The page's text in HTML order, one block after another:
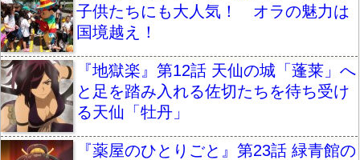
子供たちにも大人気！ オラの魅力は
国境越え！
『地獄楽』第12話 天仙の城「蓬莱」へ
と足を踏み入れる佐切たちを待ち受け
る天仙「牡丹」
『薬屋のひとりごと』第23話 緑青館の